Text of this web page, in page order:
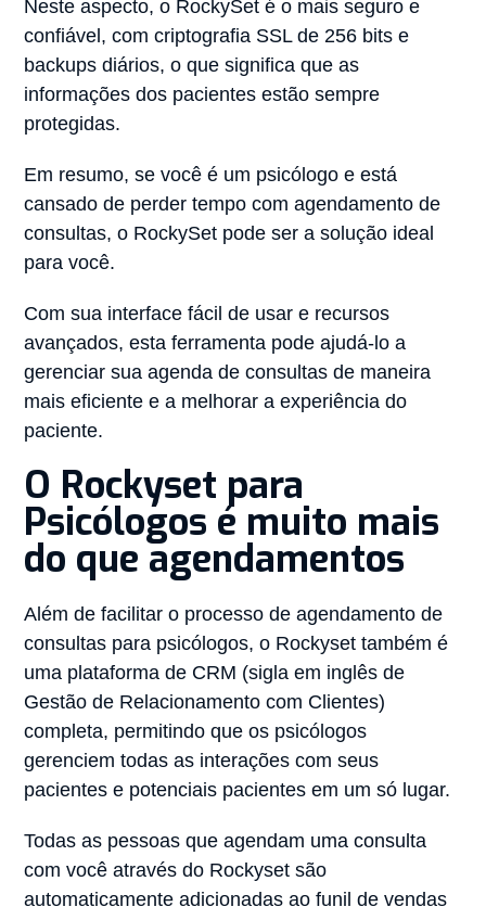
Neste aspecto, o RockySet é o mais seguro e
confiável, com criptografia SSL de 256 bits e
backups diários, o que significa que as
informações dos pacientes estão sempre
protegidas.
Em resumo, se você é um psicólogo e está
cansado de perder tempo com agendamento de
consultas, o RockySet pode ser a solução ideal
para você.
Com sua interface fácil de usar e recursos
avançados, esta ferramenta pode ajudá-lo a
gerenciar sua agenda de consultas de maneira
mais eficiente e a melhorar a experiência do
paciente.
O Rockyset para
Psicólogos é muito mais
do que agendamentos
Além de facilitar o processo de agendamento de
consultas para psicólogos, o Rockyset também é
uma plataforma de CRM (sigla em inglês de
Gestão de Relacionamento com Clientes)
completa, permitindo que os psicólogos
gerenciem todas as interações com seus
pacientes e potenciais pacientes em um só lugar.
Todas as pessoas que agendam uma consulta
com você através do Rockyset são
automaticamente adicionadas ao funil de vendas